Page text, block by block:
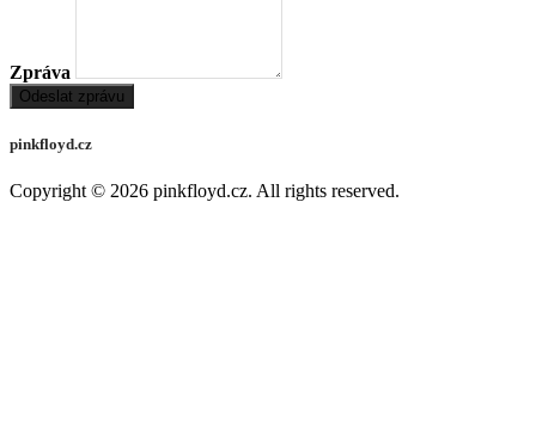
Zpráva
Odeslat zprávu
pinkfloyd.cz
Copyright © 2026 pinkfloyd.cz. All rights reserved.